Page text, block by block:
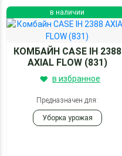
в наличии
КОМБАЙН CASE IH 2388
AXIAL FLOW (831)
в избранное
Предназначен для:
Уборка урожая